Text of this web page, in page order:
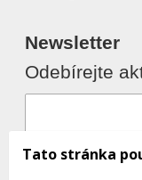
Newsletter
Odebírejte
Tato stránka